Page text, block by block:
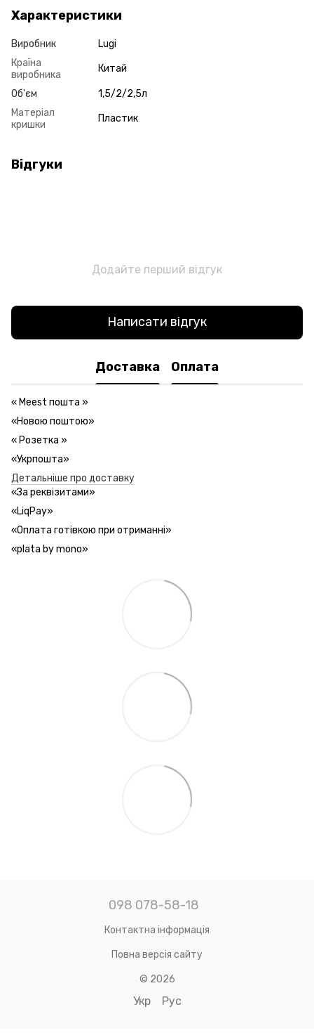
Характеристики
Виробник
Lugi
Країна
виробника
Китай
Об'єм
1,5/2/2,5л
Матеріал
кришки
Пластик
Відгуки
Додайте перший відгук
Написати відгук
Доставка Оплата
« Meest пошта »
«Новою поштою»
« Розетка »
«Укрпошта»
Детальніше про доставку
«За реквізитами»
«LiqPay»
«Оплата готівкою при отриманні»
«plata by mono»
098 078-58-18
Контактна інформація
Повна версія сайту
© 2026
Укр Рус